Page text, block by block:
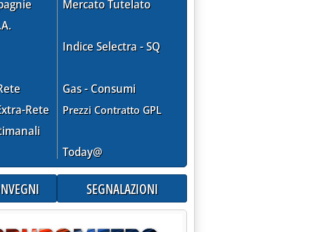
Rete
Mercato Tutelato
Indice Selectra - SQ
Gas - Consumi
Prezzi Contratto GPL
Today@
SEGNALAZIONI